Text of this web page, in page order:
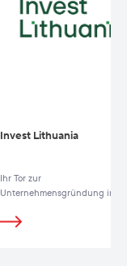
Invest Lithuania
Ihr Tor zur
Unternehmensgründung in